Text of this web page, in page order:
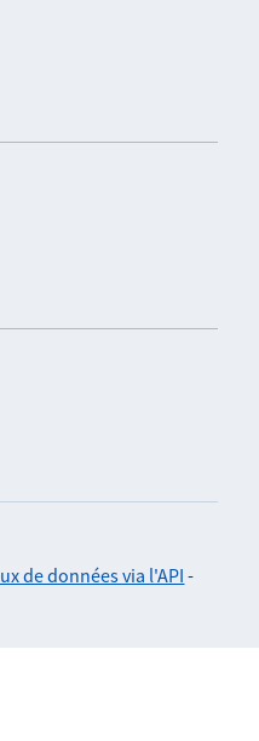
de données via l'API -